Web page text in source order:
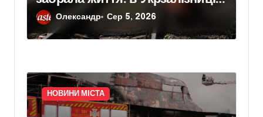
розповіли, чому потяги не
зупиняють рух під час ударів
Олександр Сер 5, 2026
НОВИНИ МІСТА